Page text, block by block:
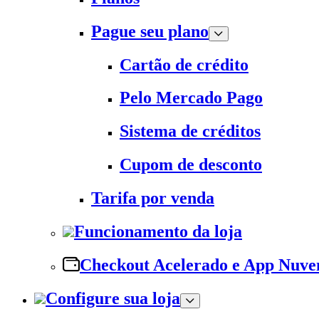
Pague seu plano
Cartão de crédito
Pelo Mercado Pago
Sistema de créditos
Cupom de desconto
Tarifa por venda
Funcionamento da loja
Checkout Acelerado e App
Configure sua loja